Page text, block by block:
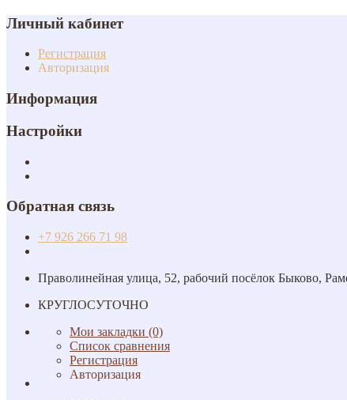
Личный кабинет
Регистрация
Авторизация
Информация
Настройки
Обратная связь
+7 926 266 71 98
Праволинейная улица, 52, рабочий посёлок Быково,
КРУГЛОСУТОЧНО
Мои закладки (0)
Список сравнения
Регистрация
Авторизация